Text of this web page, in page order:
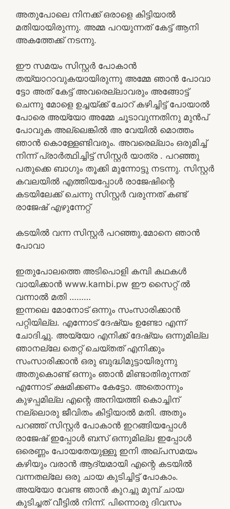
അതുപോലെ നിനക്ക് ഒരാളെ കിട്ടിയാൽ
മതിയായിരുന്നു. അമ്മ പറയുന്നത് കേട്ട് ആനി
അകത്തേക്ക് നടന്നു.
ഈ സമയം സിസ്റ്റർ പോകാൻ
തയ്യാറാവുകയായിരുന്നു അമ്മേ ഞാൻ പോവാ
ട്ടോ അത് കേട്ട് അവരെല്ലാവരും അങ്ങോട്ട്
ചെന്നു മോളെ ഉച്ചയ്ക്ക് ചോറ് കഴിച്ചിട്ട് പോയാൽ
പോരെ അയ്യോ അമ്മേ ചൂടാവുന്നതിനു മുൻപ്
പോവുക അല്ലെങ്കിൽ അ വേയിൽ മൊത്തം
ഞാൻ കൊള്ളേണ്ടിവരും. അവരെല്ലാം ഒരുമിച്ച്
നിന്ന് പ്രാർത്ഥിച്ചിട്ട് സിസ്റ്റർ യാത്ര . പറഞ്ഞു
പതുക്കെ ബാഗും തൂക്കി മുന്നോട്ടു നടന്നു. സിസ്റ്റർ
കവലയിൽ എത്തിയപ്പോൾ രാജേഷിന്റെ
കടയിലേക്ക് ചെന്നു സിസ്റ്റർ വരുന്നത് കണ്ട്
രാജേഷ് എഴുന്നേറ്റ്
കടയിൽ വന്ന സിസ്റ്റർ പറഞ്ഞു.മോനെ ഞാൻ
പോവാ
ഇതുപോലത്തെ അടിപൊളി കമ്പി കഥകൾ
വായിക്കാൻ www.kambi.pw ഈ സൈറ്റ് ൽ
വന്നാൽ മതി ………
ഇന്നലെ മോനോട് ഒന്നും സംസാരിക്കാൻ
പറ്റിയില്ല. എന്നോട് ദേഷ്യം ഉണ്ടോ എന്ന്
ചോദിച്ചു. അയ്യോ എനിക്ക് ദേഷ്യം ഒന്നുമില്ല
ഞാനല്ലേ തെറ്റ് ചെയ്തത് എനിക്കും
സംസാരിക്കാൻ ഒരു ബുദ്ധിമുട്ടായിരുന്നു
അതുകൊണ്ട് ഒന്നും ഞാൻ മിണ്ടാതിരുന്നത്
എന്നോട് ക്ഷമിക്കണം കേട്ടോ. അതൊന്നും
കുഴപ്പമില്ല എന്റെ അനിയത്തി കൊച്ചിന്
നല്ലൊരു ജീവിതം കിട്ടിയാൽ മതി. അതും
പറഞ്ഞ് സിസ്റ്റർ പോകാൻ ഇറങ്ങിയപ്പോൾ
രാജേഷ് ഇപ്പോൾ ബസ് ഒന്നുമില്ല ഇപ്പോൾ
ഒരെണ്ണം പോയതേയുള്ളൂ ഇനി അല്പസമയം
കഴിയും വരാൻ ആദ്യമായി എന്റെ കടയിൽ
വന്നതല്ലേ ഒരു ചായ കുടിച്ചിട്ട് പോകാം.
അയ്യോ വേണ്ട ഞാൻ കുറച്ചു മുമ്പ് ചായ
കുടിച്ചത് വീട്ടിൽ നിന്ന്. പിന്നൊരു ദിവസം